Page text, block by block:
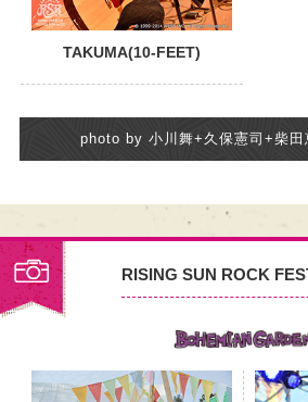
TAKUMA(10-FEET)
photo by 小川舞+久保憲司+柴田
RISING SUN ROCK
PHOTO